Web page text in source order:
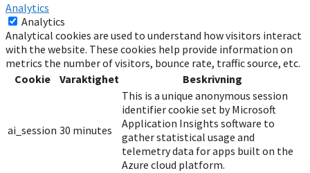
Analytics
Analytics
Analytical cookies are used to understand how visitors interact
with the website. These cookies help provide information on
metrics the number of visitors, bounce rate, traffic source, etc.
Cookie
Varaktighet Beskrivning
ai_session 30 minutes
This is a unique anonymous session
identifier cookie set by Microsoft
Application Insights software to
gather statistical usage and
telemetry data for apps built on the
Azure cloud platform.